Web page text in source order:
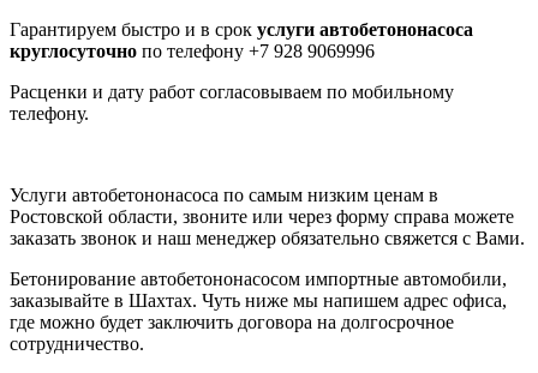
Гарантируем быстро и в срок услуги автобетононасоса
круглосуточно по телефону +7 928 9069996
Расценки и дату работ согласовываем по мобильному
телефону.
Услуги автобетононасоса по самым низким ценам в
Ростовской области, звоните или через форму справа можете
заказать звонок и наш менеджер обязательно свяжется с Вами.
Бетонирование автобетононасосом импортные автомобили,
заказывайте в Шахтах. Чуть ниже мы напишем адрес офиса,
где можно будет заключить договора на долгосрочное
сотрудничество.